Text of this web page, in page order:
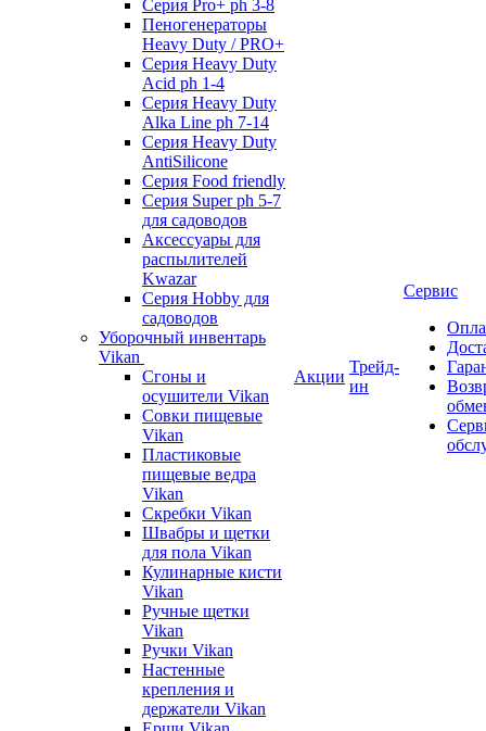
Серия Pro+ ph 3-8
Пеногенераторы
Heavy Duty / PRO+
Серия Heavy Duty
Acid ph 1-4
Серия Heavy Duty
Alka Line ph 7-14
Серия Heavy Duty
AntiSilicone
Серия Food friendly
Серия Super ph 5-7
для садоводов
Аксессуары для
распылителей
Kwazar
Серия Hobby для
садоводов
Уборочный инвентарь
Vikan
Сгоны и
осушители Vikan
Совки пищевые
Vikan
Пластиковые
пищевые ведра
Vikan
Скребки Vikan
Швабры и щетки
для пола Vikan
Кулинарные кисти
Vikan
Ручные щетки
Vikan
Ручки Vikan
Настенные
крепления и
держатели Vikan
Акции
Трейд-
ин
Сервис